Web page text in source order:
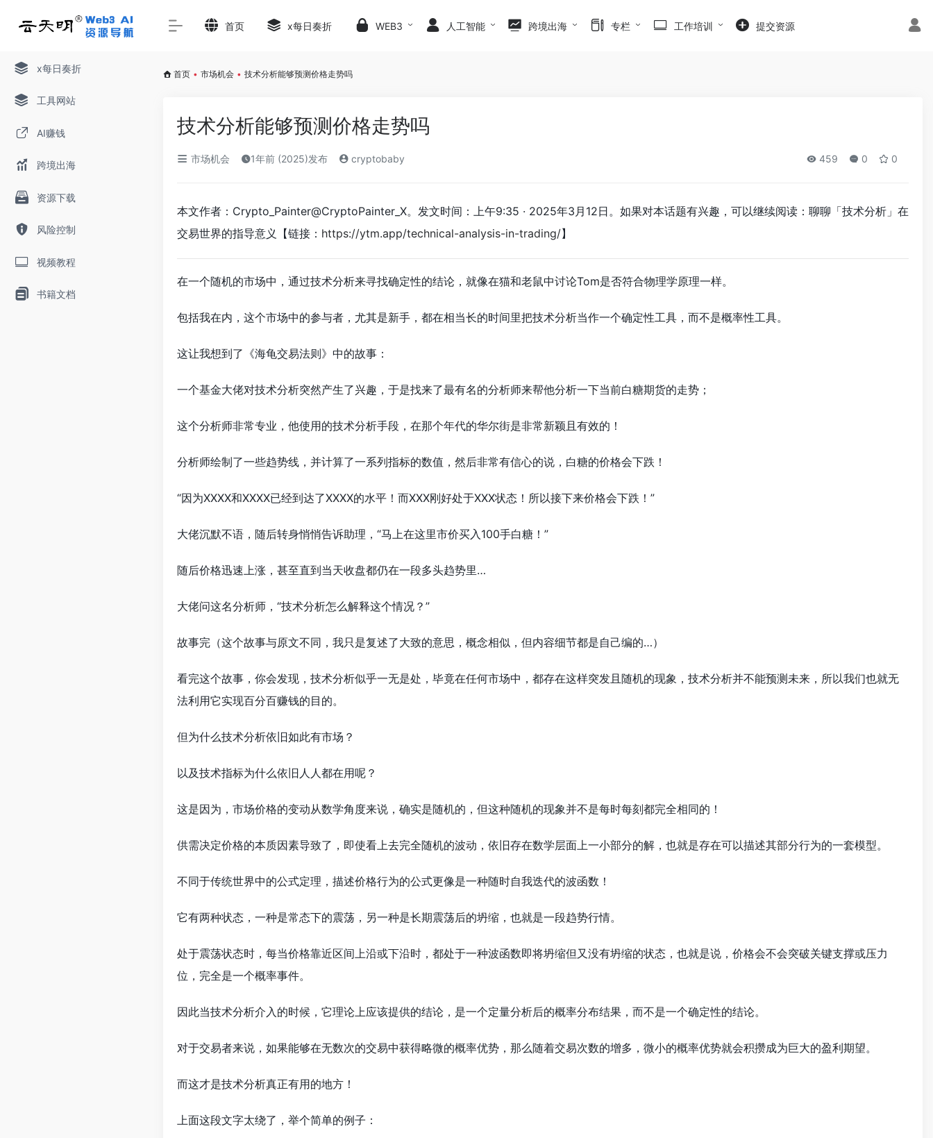
x每日奏折
工具网站
AI赚钱
跨境出海
资源下载
风险控制
视频教程
书籍文档
首页 x每日奏折 WEB3 人工智能 跨境出海 专栏 工作培训 提交资源
首页 • 市场机会 • 技术分析能够预测价格走势吗
技术分析能够预测价格走势吗
市场机会 1年前 (2025)发布 cryptobaby 459 0 0
本文作者：Crypto_Painter@CryptoPainter_X。发文时间：上午9:35 · 2025年3月12日。如果对本话题有兴趣，可以继续阅读：聊聊「技术分析」在
交易世界的指导意义【链接： https://ytm.app/technical-analysis-in-trading/】
在一个随机的市场中，通过技术分析来寻找确定性的结论，就像在猫和老鼠中讨论Tom是否符合物理学原理一样。
包括我在内，这个市场中的参与者，尤其是新手，都在相当长的时间里把技术分析当作一个确定性工具，而不是概率性工具。
这让我想到了《海龟交易法则》中的故事：
一个基金大佬对技术分析突然产生了兴趣，于是找来了最有名的分析师来帮他分析一下当前白糖期货的走势；
这个分析师非常专业，他使用的技术分析手段，在那个年代的华尔街是非常新颖且有效的！
分析师绘制了一些趋势线，并计算了一系列指标的数值，然后非常有信心的说，白糖的价格会下跌！
“因为XXXX和XXXX已经到达了XXXX的水平！而XXX刚好处于XXX状态！所以接下来价格会下跌！”
大佬沉默不语，随后转身悄悄告诉助理，“马上在这里市价买入100手白糖！”
随后价格迅速上涨，甚至直到当天收盘都仍在一段多头趋势里…
大佬问这名分析师，“技术分析怎么解释这个情况？”
故事完（这个故事与原文不同，我只是复述了大致的意思，概念相似，但内容细节都是自己编的…）
看完这个故事，你会发现，技术分析似乎一无是处，毕竟在任何市场中，都存在这样突发且随机的现象，技术分析并不能预测未来，所以我们也就无
法利用它实现百分百赚钱的目的。
但为什么技术分析依旧如此有市场？
以及技术指标为什么依旧人人都在用呢？
这是因为，市场价格的变动从数学角度来说，确实是随机的，但这种随机的现象并不是每时每刻都完全相同的！
供需决定价格的本质因素导致了，即使看上去完全随机的波动，依旧存在数学层面上一小部分的解，也就是存在可以描述其部分行为的一套模型。
不同于传统世界中的公式定理，描述价格行为的公式更像是一种随时自我迭代的波函数！
它有两种状态，一种是常态下的震荡，另一种是长期震荡后的坍缩，也就是一段趋势行情。
处于震荡状态时，每当价格靠近区间上沿或下沿时，都处于一种波函数即将坍缩但又没有坍缩的状态，也就是说，价格会不会突破关键支撑或压力
位，完全是一个概率事件。
因此当技术分析介入的时候，它理论上应该提供的结论，是一个定量分析后的概率分布结果，而不是一个确定性的结论。
对于交易者来说，如果能够在无数次的交易中获得略微的概率优势，那么随着交易次数的增多，微小的概率优势就会积攒成为巨大的盈利期望。
而这才是技术分析真正有用的地方！
上面这段文字太绕了，举个简单的例子：